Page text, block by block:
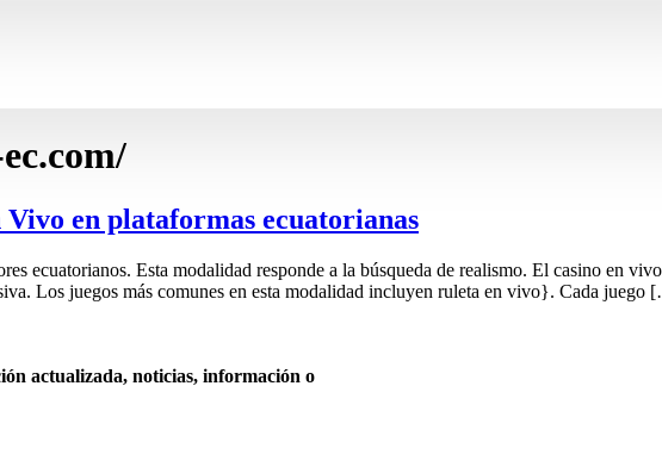
en plataformas ecuatorianas
ecuatorianos. Esta modalidad responde a la búsqueda de realismo. El casino en
Los juegos más comunes en esta modalidad incluyen ruleta en vivo}. Cada juego
actualizada, noticias, información o